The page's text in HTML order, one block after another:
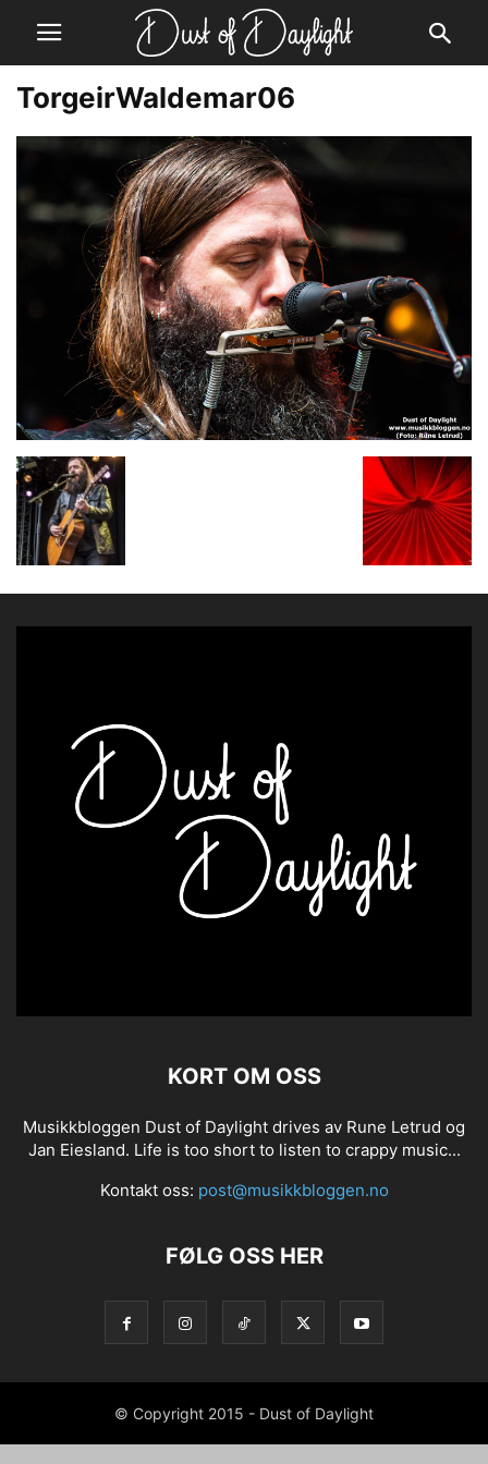
TorgeirWaldemar06
KORT OM OSS
Musikkbloggen Dust of Daylight drives av Rune Letrud og
Jan Eiesland. Life is too short to listen to crappy music...
Kontakt oss: post@musikkbloggen.no
FØLG OSS HER
© Copyright 2015 - Dust of Daylight